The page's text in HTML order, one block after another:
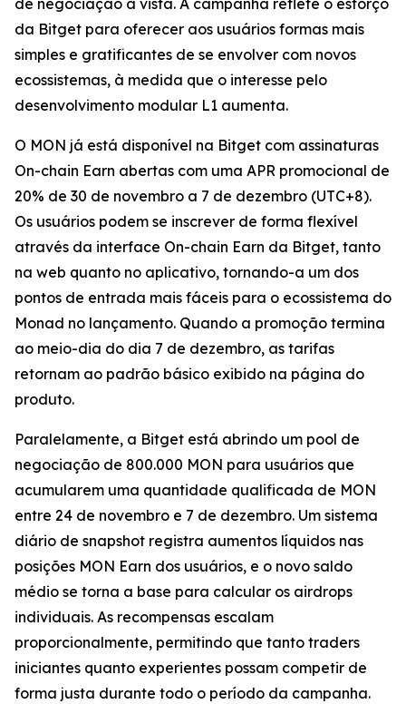
de negociação à vista. A campanha reflete o esforço
da Bitget para oferecer aos usuários formas mais
simples e gratificantes de se envolver com novos
ecossistemas, à medida que o interesse pelo
desenvolvimento modular L1 aumenta.
O MON já está disponível na Bitget com assinaturas
On-chain Earn abertas com uma APR promocional de
20% de 30 de novembro a 7 de dezembro (UTC+8).
Os usuários podem se inscrever de forma flexível
através da interface On-chain Earn da Bitget, tanto
na web quanto no aplicativo, tornando-a um dos
pontos de entrada mais fáceis para o ecossistema do
Monad no lançamento. Quando a promoção termina
ao meio-dia do dia 7 de dezembro, as tarifas
retornam ao padrão básico exibido na página do
produto.
Paralelamente, a Bitget está abrindo um pool de
negociação de 800.000 MON para usuários que
acumularem uma quantidade qualificada de MON
entre 24 de novembro e 7 de dezembro. Um sistema
diário de snapshot registra aumentos líquidos nas
posições MON Earn dos usuários, e o novo saldo
médio se torna a base para calcular os airdrops
individuais. As recompensas escalam
proporcionalmente, permitindo que tanto traders
iniciantes quanto experientes possam competir de
forma justa durante todo o período da campanha.